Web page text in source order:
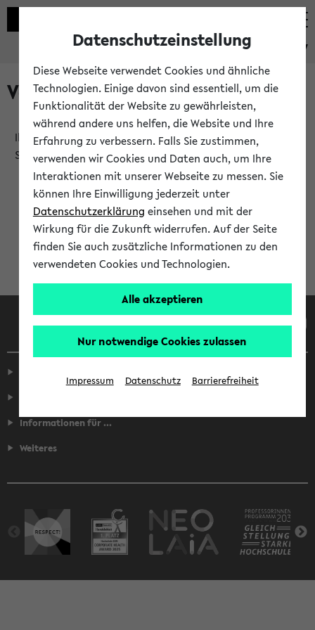
eKVV
Verlauf
Ihr Verlauf ist leer. Er wird sich im Verlauf Ihrer eKVV
Sitzung füllen.
Informationen für ...
Weiteres
Datenschutzeinstellung
Diese Webseite verwendet Cookies und ähnliche
Technologien. Einige davon sind essentiell, um die
Funktionalität der Website zu gewährleisten,
während andere uns helfen, die Website und Ihre
Erfahrung zu verbessern. Falls Sie zustimmen,
verwenden wir Cookies und Daten auch, um Ihre
Interaktionen mit unserer Webseite zu messen. Sie
können Ihre Einwilligung jederzeit unter
Datenschutzerklärung einsehen und mit der
Wirkung für die Zukunft widerrufen. Auf der Seite
finden Sie auch zusätzliche Informationen zu den
verwendeten Cookies und Technologien.
Alle akzeptieren
Nur notwendige Cookies zulassen
Impressum Datenschutz Barrierefreiheit